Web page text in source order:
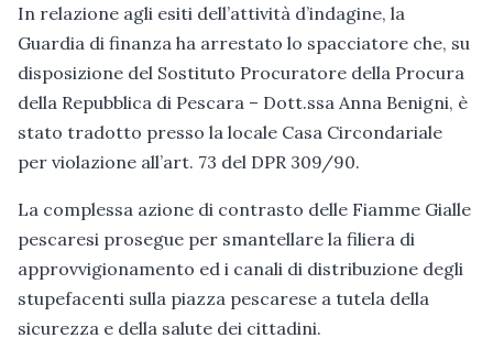
In relazione agli esiti dell’attività d’indagine, la
Guardia di finanza ha arrestato lo spacciatore che, su
disposizione del Sostituto Procuratore della Procura
della Repubblica di Pescara – Dott.ssa Anna Benigni, è
stato tradotto presso la locale Casa Circondariale
per violazione all’art. 73 del DPR 309/90.
La complessa azione di contrasto delle Fiamme Gialle
pescaresi prosegue per smantellare la filiera di
approvvigionamento ed i canali di distribuzione degli
stupefacenti sulla piazza pescarese a tutela della
sicurezza e della salute dei cittadini.